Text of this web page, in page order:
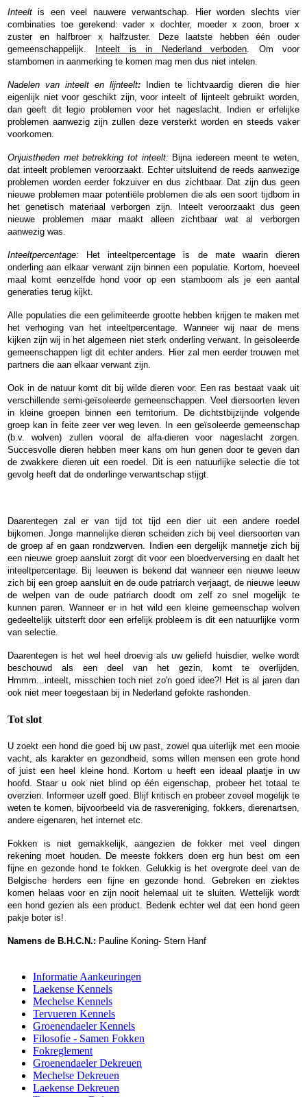
Inteeltis een veel nauwere verwantschap. Hier worden slechts vier
combinaties toe gerekend: vader x dochter, moeder x zoon, broer x
zuster en halfbroer x halfzuster. Deze laatste hebben één ouder
gemeenschappelijk.
Inteelt is in Nederland verboden. Om voor
stambomen in aanmerking te komen mag men dus niet intelen.
Nadelen van inteelt en lijnteelt:
Indien te lichtvaardig dieren die hier
eigenlijk niet voor geschikt zijn, voor inteelt of lijnteelt gebruikt worden,
dan geeft dit legio problemen voor het nageslacht. Indien er erfelijke
problemen aanwezig zijn zullen deze versterkt worden en steeds vaker
voorkomen.
Onjuistheden met betrekking tot inteelt: Bijna iedereen meent te weten,
dat inteelt problemen veroorzaakt. Echter uitsluitend de reeds aanwezige
problemen worden eerder fokzuiver en dus zichtbaar. Dat zijn dus geen
nieuwe problemen maar potentiële problemen die als een soort tijdbom in
het genetisch materiaal verborgen zijn. Inteelt veroorzaakt dus geen
nieuwe problemen maar maakt alleen zichtbaar wat al verborgen
aanwezig was.
Inteeltpercentage:
Het inteeltpercentage is de mate waarin dieren
onderling aan elkaar verwant zijn binnen een populatie. Kortom, hoeveel
maal komt eenzelfde hond voor op een stamboom als je een aantal
generaties terug kijkt.
Alle populaties die een gelimiteerde grootte hebben krijgen te maken met
het verhoging van het inteeltpercentage. Wanneer wij naar de mens
kijken zijn wij in het algemeen niet sterk onderling verwant. In geisoleerde
gemeenschappen ligt dit echter anders. Hier zal men eerder trouwen met
partners die aan elkaar verwant zijn.
Ook in de natuur komt dit bij wilde dieren voor. Een ras bestaat vaak uit
verschillende semi-geïsoleerde gemeenschappen. Veel diersoorten leven
in kleine groepen binnen een territorium. De dichtstbijzijnde volgende
groep kan in feite zeer ver weg leven. In een geïsoleerde gemeenschap
(b.v. wolven) zullen vooral de alfa-dieren voor nageslacht zorgen.
Succesvolle dieren hebben meer kans om hun genen door te geven dan
de zwakkere dieren uit een roedel. Dit is een natuurlijke selectie die tot
gevolg heeft dat de onderlinge verwantschap stijgt.
Daarentegen zal er van tijd tot tijd een dier uit een andere roedel
bijkomen. Jonge mannelijke dieren scheiden zich bij veel diersoorten van
de groep af en gaan rondzwerven. Indien een dergelijk mannetje zich bij
een nieuwe groep aansluit zorgt dit voor een bloedverversing en daalt het
inteeltpercentage. Bij leeuwen is bekend dat wanneer een nieuwe leeuw
zich bij een groep aansluit en de oude patriarch verjaagt, de nieuwe leeuw
de welpen van de oude patriarch doodt om zelf zo snel mogelijk te
kunnen paren. Wanneer er in het wild een kleine gemeenschap wolven
gedeeltelijk uitsterft door een erfelijk probleem is dit een natuurlijke vorm
van selectie.
Daarentegen is het wel heel droevig als uw geliefd huisdier, welke wordt
beschouwd als een deel van het gezin, komt te overlijden.
Hmmm...inteelt, misschien toch niet zo'n goed idee?! Het is al jaren dan
ook niet meer toegestaan bij in Nederland gefokte rashonden.
Tot slot
U zoekt een hond die goed bij uw past, zowel qua uiterlijk met een mooie
vacht, als karakter en gezondheid, soms willen mensen een grote hond
of juist een heel kleine hond. Kortom u heeft een ideaal plaatje in uw
hoofd. Staar u ook niet blind op één eigenschap, probeer het totaal te
overzien. Informeer uzelf goed. Blijf kritisch en probeer zoveel mogelijk te
weten te komen, bijvoorbeeld via de rasvereniging, fokkers, dierenartsen,
andere eigenaren, het internet etc.
Fokken is niet gemakkelijk, aangezien de fokker met veel dingen
rekening moet houden. De meeste fokkers doen erg hun best om een
fijne en gezonde hond te fokken. Gelukkig is het overgrote deel van de
Belgische herders een fijne en gezonde hond. Gebreken en ziektes
komen helaas voor en zijn nooit helemaal uit te sluiten. Wettelijk wordt
een hond gezien als een product. Bedenk echter wel dat een hond geen
pakje boter is!
Namens de B.H.C.N.: Pauline Koning- Stern Hanf
Informatie Aankeuringen
Laekense Kennels
Mechelse Kennels
Tervueren Kennels
Groenendaeler Kennels
Filosofie - Samen Fokken
Fokreglement
Groenendaeler Dekreuen
Mechelse Dekreuen
Laekense Dekreuen